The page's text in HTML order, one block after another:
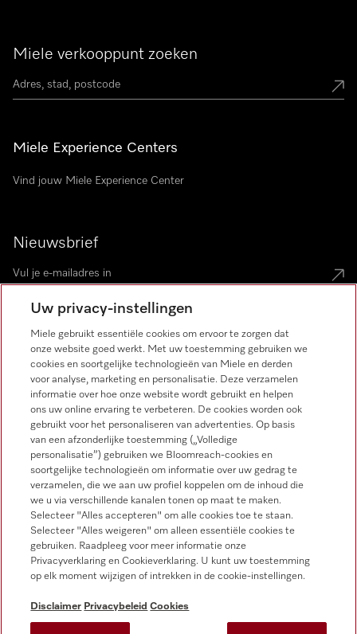
Miele verkooppunt zoeken
Miele Experience Centers
Vind jouw Miele Experience Center
Nieuwsbrief
Disclaimer
Algemene voorwaarden en informatie
Privacybeleid
Gebruiksvoorwaarden
Toegankelijkheidsverklaring
Digital Services Act
Miele op Instagram
Miele op Facebook
Miele op Youtube
Uw privacy-instellingen
Miele gebruikt essentiële cookies om ervoor te zorgen dat
onze website goed werkt. Met uw toestemming gebruiken we
cookies en soortgelijke technologieën van Miele en derden
voor analyse, marketing en personalisatie. Deze verzamelen
informatie over hoe onze website wordt gebruikt en helpen
ons uw online ervaring te verbeteren. De cookies worden ook
gebruikt voor het personaliseren van advertenties. Op basis
van een afzonderlijke toestemming („Volledige
personalisatie”) gebruiken we Bloomreach-cookies en
soortgelijke technologieën om informatie over uw gedrag te
verzamelen, die we aan uw profiel koppelen om de inhoud die
we u via verschillende kanalen tonen op maat te maken.
Selecteer "Alles accepteren" om alle cookies toe te staan.
Selecteer "Alles weigeren" om alleen essentiële cookies te
gebruiken. Raadpleeg voor meer informatie onze
Privacyverklaring en Cookieverklaring. U kunt uw toestemming
op elk moment wijzigen of intrekken in de cookie-instellingen.
Disclaimer Privacybeleid Cookies